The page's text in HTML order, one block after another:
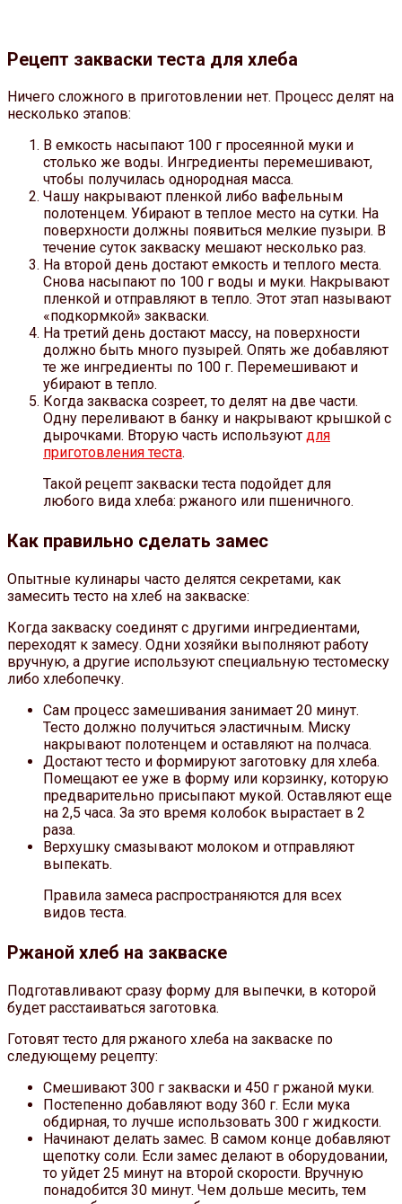
Рецепт закваски теста для хлеба
Ничего сложного в приготовлении нет. Процесс делят на
несколько этапов:
В емкость насыпают 100 г просеянной муки и
столько же воды. Ингредиенты перемешивают,
чтобы получилась однородная масса.
Чашу накрывают пленкой либо вафельным
полотенцем. Убирают в теплое место на сутки. На
поверхности должны появиться мелкие пузыри. В
течение суток закваску мешают несколько раз.
На второй день достают емкость и теплого места.
Снова насыпают по 100 г воды и муки. Накрывают
пленкой и отправляют в тепло. Этот этап называют
«подкормкой» закваски.
На третий день достают массу, на поверхности
должно быть много пузырей. Опять же добавляют
те же ингредиенты по 100 г. Перемешивают и
убирают в тепло.
Когда закваска созреет, то делят на две части.
Одну переливают в банку и накрывают крышкой с
дырочками. Вторую часть используют для
приготовления теста.
Такой рецепт закваски теста подойдет для
любого вида хлеба: ржаного или пшеничного.
Как правильно сделать замес
Опытные кулинары часто делятся секретами, как
замесить тесто на хлеб на закваске:
Когда закваску соединят с другими ингредиентами,
переходят к замесу. Одни хозяйки выполняют работу
вручную, а другие используют специальную тестомеску
либо хлебопечку.
Сам процесс замешивания занимает 20 минут.
Тесто должно получиться эластичным. Миску
накрывают полотенцем и оставляют на полчаса.
Достают тесто и формируют заготовку для хлеба.
Помещают ее уже в форму или корзинку, которую
предварительно присыпают мукой. Оставляют еще
на 2,5 часа. За это время колобок вырастает в 2
раза.
Верхушку смазывают молоком и отправляют
выпекать.
Правила замеса распространяются для всех
видов теста.
Ржаной хлеб на закваске
Подготавливают сразу форму для выпечки, в которой
будет расстаиваться заготовка.
Готовят тесто для ржаного хлеба на закваске по
следующему рецепту:
Смешивают 300 г закваски и 450 г ржаной муки.
Постепенно добавляют воду 360 г. Если мука
обдирная, то лучше использовать 300 г жидкости.
Начинают делать замес. В самом конце добавляют
щепотку соли. Если замес делают в оборудовании,
то уйдет 25 минут на второй скорости. Вручную
понадобится 30 минут. Чем дольше месить, тем